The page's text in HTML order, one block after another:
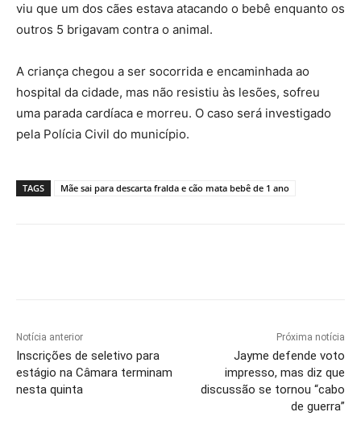
viu que um dos cães estava atacando o bebê enquanto os
outros 5 brigavam contra o animal.
A criança chegou a ser socorrida e encaminhada ao
hospital da cidade, mas não resistiu às lesões, sofreu
uma parada cardíaca e morreu. O caso será investigado
pela Polícia Civil do município.
TAGS Mãe sai para descarta fralda e cão mata bebê de 1 ano
Notícia anterior
Inscrições de seletivo para
estágio na Câmara terminam
nesta quinta
Próxima notícia
Jayme defende voto
impresso, mas diz que
discussão se tornou “cabo
de guerra”